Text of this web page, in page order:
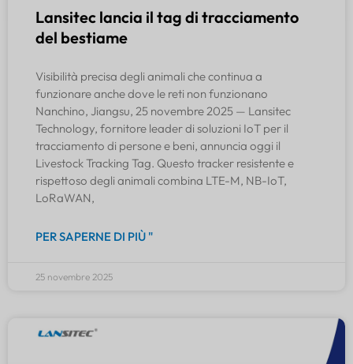
Lansitec lancia il tag di tracciamento
del bestiame
Visibilità precisa degli animali che continua a
funzionare anche dove le reti non funzionano
Nanchino, Jiangsu, 25 novembre 2025 — Lansitec
Technology, fornitore leader di soluzioni IoT per il
tracciamento di persone e beni, annuncia oggi il
Livestock Tracking Tag. Questo tracker resistente e
rispettoso degli animali combina LTE-M, NB-IoT,
LoRaWAN,
PER SAPERNE DI PIÙ "
25 novembre 2025